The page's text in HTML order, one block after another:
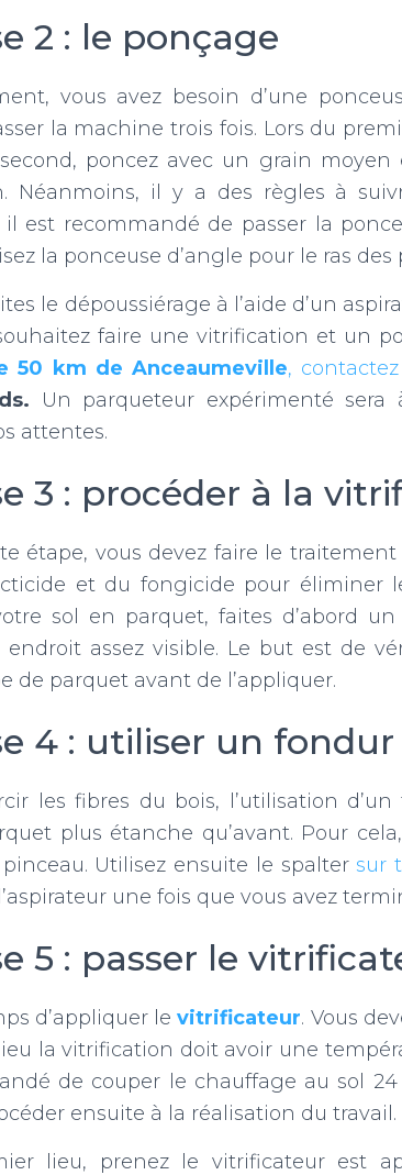
2 : le ponçage
vous avez besoin d’une
la machine trois fois. Lors du
poncez avec un grain
Néanmoins, il y a des règles à
il est recommandé de passer la
la ponceuse d’angle pour le ras
le dépoussiérage à l’aide d’un
faire une vitrification et un
50 km de Anceaumeville,
Un parqueteur expérimenté
attentes.
3 : procéder à la
étape, vous devez faire le
et du fongicide pour éliminer
sol en parquet, faites d’abord
endroit assez visible. Le but est de
de parquet avant de l’appliquer.
4 : utiliser un fondur
les fibres du bois, l’utilisation
plus étanche qu’avant. Pour
Utilisez ensuite le spaltersur
une fois que vous avez
5 : passer le
d’appliquer levitrificateur. Vous
la vitrification doit avoir une
de couper le chauffage au sol
ensuite à la réalisation du travail.
lieu, prenez le vitrificateur est